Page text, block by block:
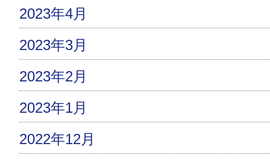
2023年4月
2023年3月
2023年2月
2023年1月
2022年12月